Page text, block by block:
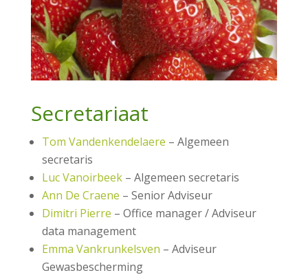
Secretariaat
Tom Vandenkendelaere – Algemeen
secretaris
Luc Vanoirbeek– Algemeen secretaris
Ann De Craene – Senior Adviseur
Dimitri Pierre – Office manager / Adviseur
data management
Emma Vankrunkelsven – Adviseur
Gewasbescherming